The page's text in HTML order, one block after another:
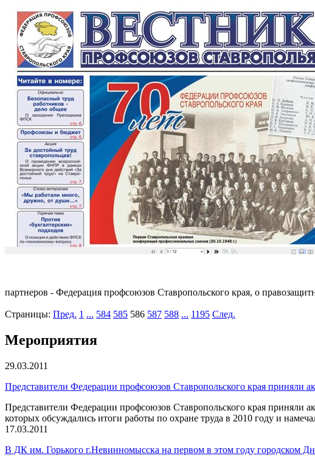
партнеров - Федерация профсоюзов Ставропольского края, о
Страницы: Пред. 1 ... 584 585 586 587 588 ... 1195 След.
Мероприятия
29.03.2011
Представители Федерации профсоюзов Ставропольского края приняли
Представители Федерации профсоюзов Ставропольского края приняли
которых обсуждались итоги работы по охране труда в 2010 году и
17.03.2011
В ДК им. Горького г.Невинномысска на первом в этом году городском